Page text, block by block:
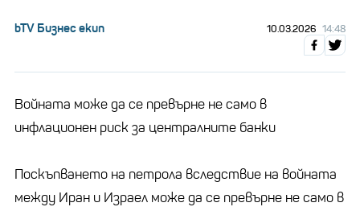
bTV Бизнес екип 10.03.2026 14:48
Войната може да се превърне не само в
инфлационен риск за централните банки
Поскъпването на петрола вследствие на войната
между Иран и Израел може да се превърне не само в